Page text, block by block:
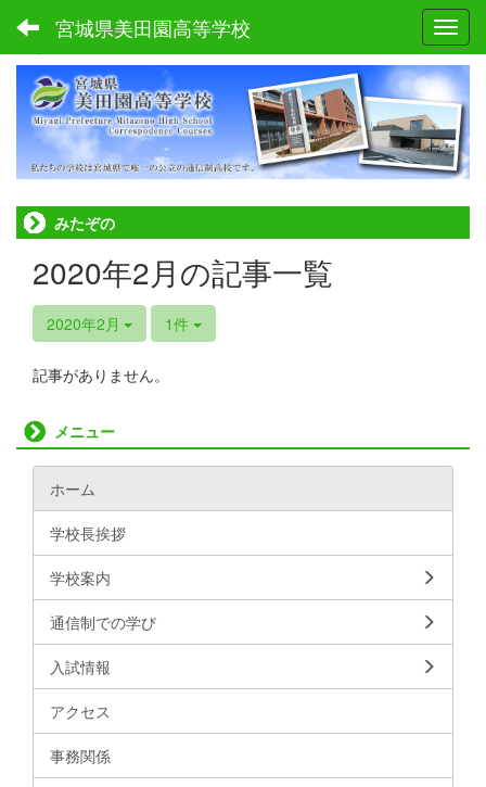
宮城県美田園高等学校
みたぞの
2020年2月の記事一覧
2020年2月 1件
記事がありません。
メニュー
ホーム
学校長挨拶
学校案内
通信制での学び
入試情報
アクセス
事務関係